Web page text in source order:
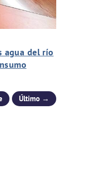
agua del río
Último →